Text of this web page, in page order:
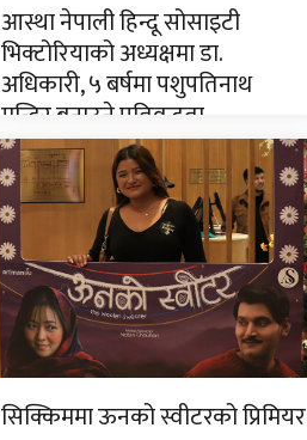
आस्था नेपाली हिन्दू सोसाइटी
भिक्टोरियाको अध्यक्षमा डा.
अधिकारी, ५ बर्षमा पशुपतिनाथ
मन्दिर बनाउने प्रतिवद्धता
सिक्किममा ऊनको स्वीटरको प्रिमियर